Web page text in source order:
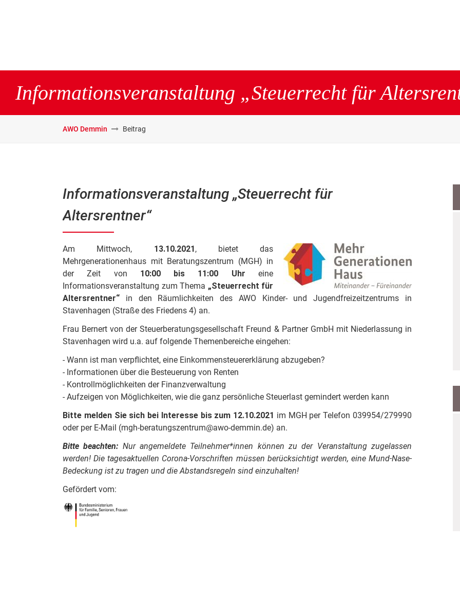
Informationsveranstaltung „Steuerrecht für
AWO Demmin Beitrag
Informationsveranstaltung „Steuerrecht für
Altersrentner“
Am Mittwoch, 13.10.2021, bietet das
Mehrgenerationenhaus mit Beratungszentrum (MGH) in
der Zeit von 10:00 bis 11:00 Uhr eine
Informationsveranstaltung zum Thema „Steuerrecht für
Altersrentner“ in den Räumlichkeiten des AWO Kinder- und Jugendfreizeitzentrums in
Stavenhagen (Straße des Friedens 4) an.
Frau Bernert von der Steuerberatungsgesellschaft Freund & Partner GmbH mit Niederlassung in
Stavenhagen wird u.a. auf folgende Themenbereiche eingehen:
- Wann ist man verpflichtet, eine Einkommensteuererklärung abzugeben?
- Informationen über die Besteuerung von Renten
- Kontrollmöglichkeiten der Finanzverwaltung
- Aufzeigen von Möglichkeiten, wie die ganz persönliche Steuerlast gemindert werden kann
Bitte melden Sie sich bei Interesse bis zum 12.10.2021 im MGH per Telefon 039954/279990
oder per E-Mail (mgh-beratungszentrum@awo-demmin.de) an.
Bitte beachten: Nur angemeldete Teilnehmer*innen können zu der Veranstaltung zugelassen
werden! Die tagesaktuellen Corona-Vorschriften müssen berücksichtigt werden, eine Mund-Nase-
Bedeckung ist zu tragen und die Abstandsregeln sind einzuhalten!
Gefördert vom: